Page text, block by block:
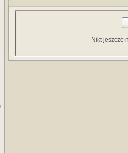
Nikt jeszcze